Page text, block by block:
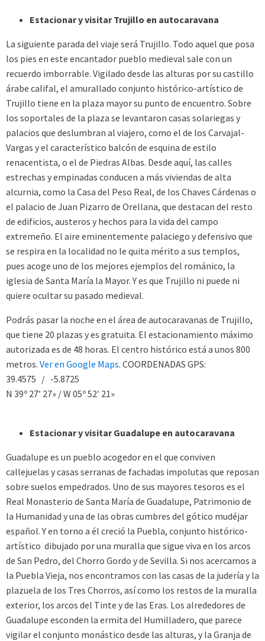
Estacionar y visitar Trujillo en autocaravana
La siguiente parada del viaje será Trujillo. Todo aquel que posa
los pies en este encantador pueblo medieval sale con un
recuerdo imborrable. Vigilado desde las alturas por su castillo
árabe califal, el amurallado conjunto histórico-artístico de
Trujillo tiene en la plaza mayor su punto de encuentro. Sobre
los soportales de la plaza se levantaron casas solariegas y
palacios que deslumbran al viajero, como el de los Carvajal-
Vargas y el característico balcón de esquina de estilo
renacentista, o el de Piedras Albas. Desde aquí, las calles
estrechas y empinadas conducen a más viviendas de alta
alcurnia, como la Casa del Peso Real, de los Chaves Cárdenas o
el palacio de Juan Pizarro de Orellana, que destacan del resto
de edificios, austeros y hechos para la vida del campo
extremeño. El aire eminentemente palaciego y defensivo que
se respira en la localidad no le quita mérito a sus templos,
pues acoge uno de los mejores ejemplos del románico, la
iglesia de Santa María la Mayor. Y es que Trujillo ni puede ni
quiere ocultar su pasado medieval.
Podrás pasar la noche en el área de autocaravanas de Trujillo,
que tiene 20 plazas y es gratuita. El estacionamiento máximo
autorizada es de 48 horas. El centro histórico está a unos 800
metros. Ver en Google Maps. COORDENADAS GPS:
39.4575 / -5.8725
N 39º 27′ 27» / W 05º 52′ 21»
Estacionar y visitar Guadalupe en autocaravana
Guadalupe es un pueblo acogedor en el que conviven
callejuelas y casas serranas de fachadas impolutas que reposan
sobre suelos empedrados. Uno de sus mayores tesoros es el
Real Monasterio de Santa María de Guadalupe, Patrimonio de
la Humanidad y una de las obras cumbres del gótico mudéjar
español. Y en torno a él creció la Puebla, conjunto histórico-
artístico dibujado por una muralla que sigue viva en los arcos
de San Pedro, del Chorro Gordo y de Sevilla. Si nos acercamos a
la Puebla Vieja, nos encontramos con las casas de la judería y la
plazuela de los Tres Chorros, así como los restos de la muralla
exterior, los arcos del Tinte y de las Eras. Los alrededores de
Guadalupe esconden la ermita del Humilladero, que parece
vigilar el conjunto monástico desde las alturas, y la Granja de